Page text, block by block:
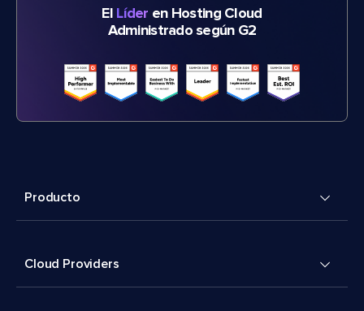
El Líder en Hosting Cloud
Administrado según G2
Producto
Cloud Providers